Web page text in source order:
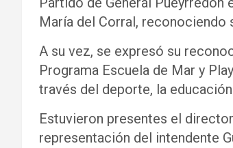
María del Corral, reconociendo
A su vez, se expresó su
Programa Escuela de Mar y
través del deporte, la
Estuvieron presentes el
representación del intendente